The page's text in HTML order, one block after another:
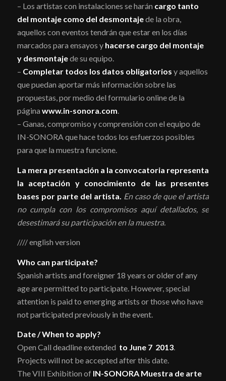
– Los artistas con instalaciones se harán cargo tanto
del montaje como del desmontajede la obra,
aquellos con eventos tendrán que estar en los días
marcados para ensayos y hacerse cargo del montaje
y desmontajede su equipo.
– Completar todos los datos obligatorios y aquellos
que puedan aportar más información sobre las
propuestas, por medio del formulario online de la
página www.in-sonora.com.
– Ganas, compromiso y comprensión con el equipo de
IN-SONORA que hace todos los esfuerzos posibles
para que la muestra funcione.
La mera presentación a la convocatoria representa
la aceptación y conocimiento de las presentes
bases por parte del artista. En caso de que el artista
no cumpla con los compromisos aquí detallados, se
desestimará su participación en la muestra.
//// english version
Who can participate?
Spanish artists and foreigner 18 years or older of any
age are permitted to participate. However, special
attention is paid to emerging artists or those who have
not participated previously in the event.
Date / When to apply?
Open Call deadline extended to June 7 2013.
Projects will not be accepted after this date.
The VIII Exhibition of IN-SONORA Muestra de arte